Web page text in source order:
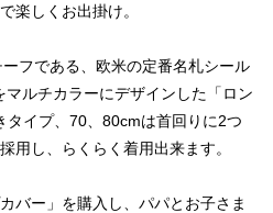
楽しくお出掛け。
フである、欧米の定番名札シール
ルチカラーにデザインした「ロン
イプ、70、80cmは首回りに2つ
用し、らくらく着用出来ます。
バー」を購入し、パパとお子さま